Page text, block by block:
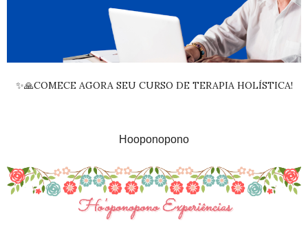
✨🙏COMECE AGORA SEU CURSO DE TERAPIA HOLÍSTICA!
Hooponopono